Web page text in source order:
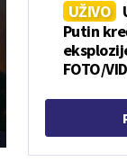
UŽIVO
Putin
FOTO/